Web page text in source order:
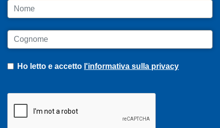
Nome
Cognome
Ho letto e accetto l'informativa sulla privacy